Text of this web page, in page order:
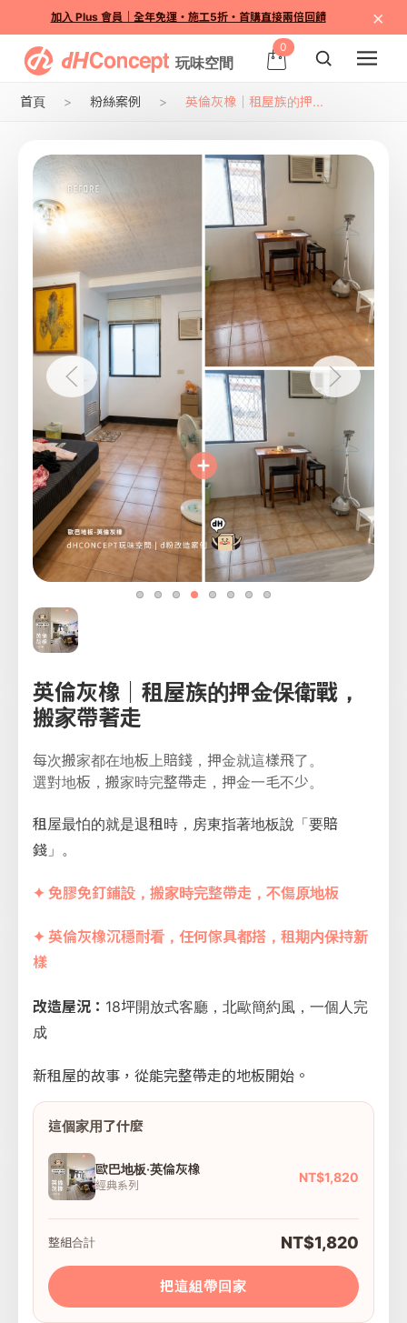
加入 Plus 會員｜全年免運・施工5折・首購直接兩倍回饋 ×
0
首頁 粉絲案例 英倫灰橡｜租屋族的押...
英倫灰橡｜租屋族的押金保衛戰，
搬家帶著走
每次搬家都在地板上賠錢，押金就這樣飛了。
選對地板，搬家時完整帶走，押金一毛不少。
租屋最怕的就是退租時，房東指著地板說「要賠
錢」。
✦ 免膠免釘鋪設，搬家時完整帶走，不傷原地板
✦ 英倫灰橡沉穩耐看，任何傢具都搭，租期内保持新
樣
改造屋況： 18坪開放式客廳，北歐簡約風，一個人完
成
新租屋的故事，從能完整帶走的地板開始。
這個家用了什麼
歐巴地板·英倫灰橡
經典系列
NT$1,820
整組合計 NT$1,820
把這組帶回家